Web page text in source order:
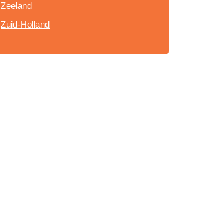
Zeeland
Zuid-Holland